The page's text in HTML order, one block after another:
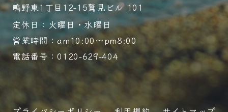
鴫野東1丁目12-15鷲見ビル 101
定休日：火曜日・水曜日
営業時間：am10:00～pm8:00
電話番号：0120-629-404